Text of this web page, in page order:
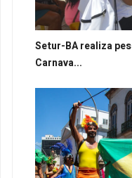
Setur-BA realiza
Carnava...